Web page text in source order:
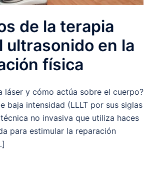
de la terapia
ultrasonido en la
física
láser y cómo actúa sobre el cuerpo?
baja intensidad (LLLT por sus siglas
no invasiva que utiliza haces
para estimular la reparación